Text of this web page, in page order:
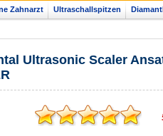
Zahnarzt Ultraschallspitzen
Ultrasonic Scaler